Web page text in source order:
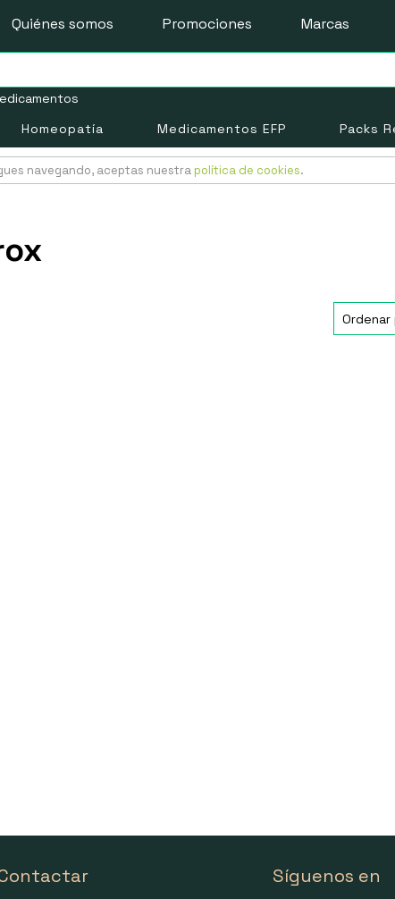
Quiénes somos Promociones Marcas
Homeopatía Medicamentos EFP Packs
navegando, aceptas nuestra política de cookies.
Síguenos en